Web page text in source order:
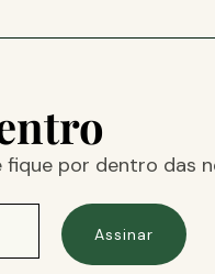
por dentro das
Assinar